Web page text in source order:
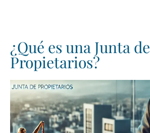
¿Qué es una Junta de
Propietarios?